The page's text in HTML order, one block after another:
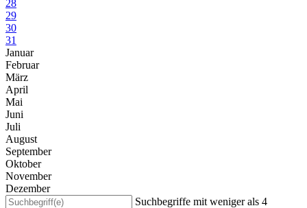
28
29
30
31
Januar
Februar
März
April
Mai
Juni
Juli
August
September
Oktober
November
Dezember
Suchbegriffe mit weniger als 4